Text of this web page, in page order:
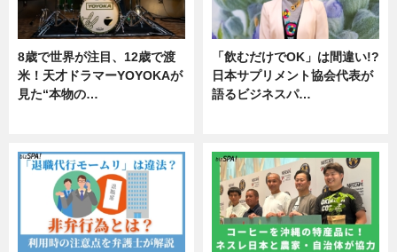
8歳で世界が注目、12歳で渡
米！天才ドラマーYOYOKAが
見た“本物の…
「飲むだけでOK」は間違い!?
日本サプリメント協会代表が
語るビジネスパ…